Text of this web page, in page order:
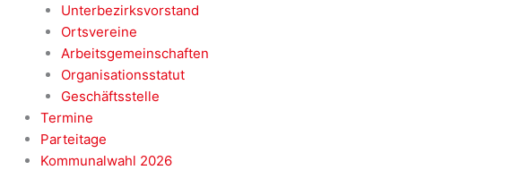
Unterbezirksvorstand
Ortsvereine
Arbeitsgemeinschaften
Organisationsstatut
Geschäftsstelle
Termine
Parteitage
Kommunalwahl 2026